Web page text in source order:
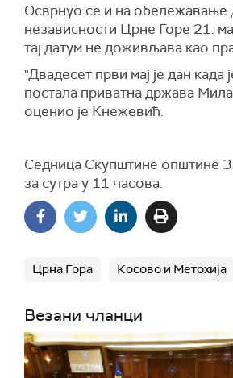
Осврнуо се и на обележавање
независности Црне Горе 21.
тај датум не доживљава као
"Двадесет први мај је дан када
постала приватна држава
оценио је Кнежевић.
Седница Скупштине општине
за сутра у 11 часова.
Црна Гора Косово и Метохија
Везани чланци